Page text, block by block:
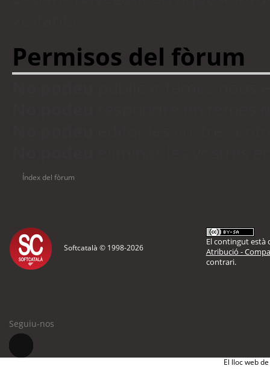
Permisos del fòrum
Índex del fòrum
Softcatalà © 1998-2026
El contingut està
Atribució -
contrari.
Seguiu-nos
El lloc web